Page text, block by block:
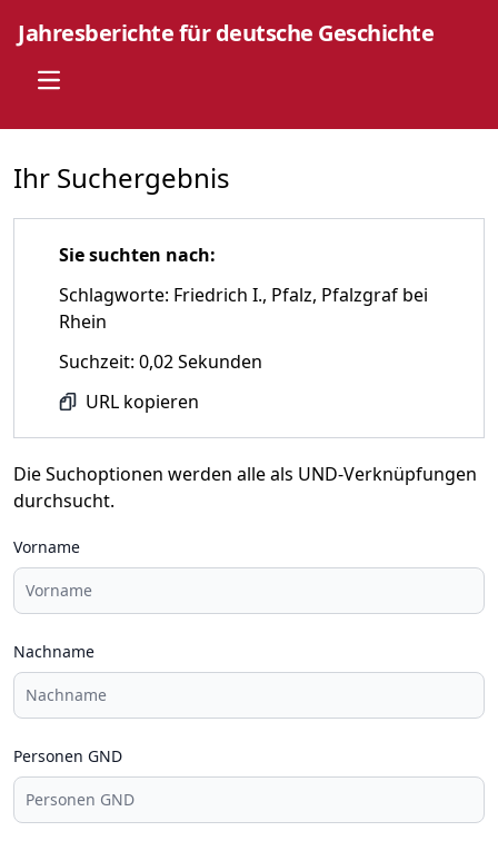
Jahresberichte für deutsche Geschichte
Open main menu
Ihr Suchergebnis
Sie suchten nach:
Schlagworte: Friedrich I., Pfalz, Pfalzgraf bei
Rhein
Suchzeit: 0,02 Sekunden
URL kopieren
Die Suchoptionen werden alle als UND-Verknüpfungen
durchsucht.
Vorname
Nachname
Personen GND